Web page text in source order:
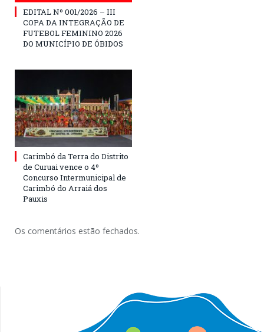
EDITAL Nº 001/2026 – III
COPA DA INTEGRAÇÃO DE
FUTEBOL FEMININO 2026
DO MUNICÍPIO DE ÓBIDOS
Carimbó da Terra do Distrito
de Curuai vence o 4º
Concurso Intermunicipal de
Carimbó do Arraiá dos
Pauxis
Os comentários estão fechados.